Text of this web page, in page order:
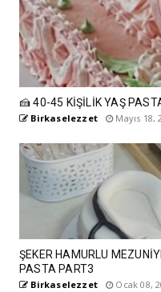
🍰 40-45 KİŞİLİK YAŞ
Birkaselezzet Mayıs 18,
ŞEKER HAMURLU
PASTA PART3
Birkaselezzet Ocak 08,